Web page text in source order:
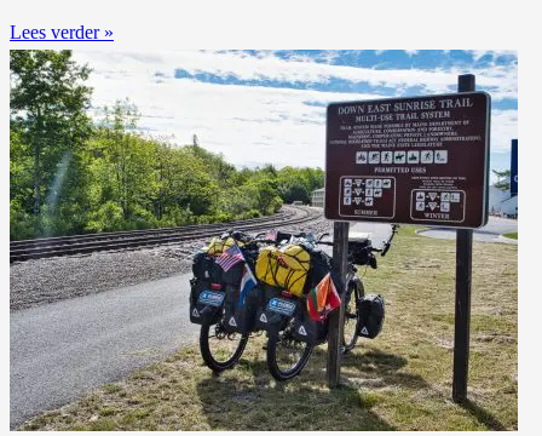
Lees verder »